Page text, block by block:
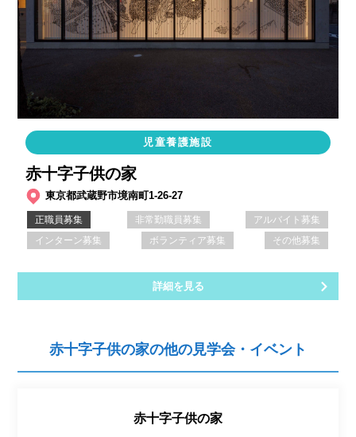
児童養護施設
赤十字子供の家
東京都武蔵野市境南町1-26-27
正職員募集 非常勤職員募集
アルバイト募集
インターン募集
ボランティア募集 その他募集
詳細を見る
赤十字子供の家の他の見学会・イベント
赤十字子供の家